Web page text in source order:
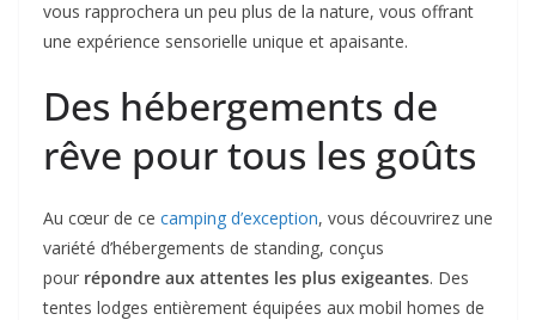
vous rapprochera un peu plus de la nature, vous offrant
une expérience sensorielle unique et apaisante.
Des hébergements de
rêve pour tous les goûts
Au cœur de ce camping d’exception, vous découvrirez une
variété d’hébergements de standing, conçus
pour répondre aux attentes les plus exigeantes. Des
tentes lodges entièrement équipées aux mobil homes de